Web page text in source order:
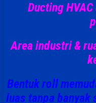
Ducting HVAC
Area industri &
Bentuk roll
luas tanpa banyak